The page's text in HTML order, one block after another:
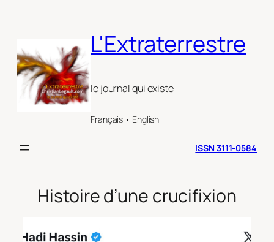
L'Extraterrestre
le journal qui existe
Français • English
ISSN 3111-0584
Histoire d’une crucifixion